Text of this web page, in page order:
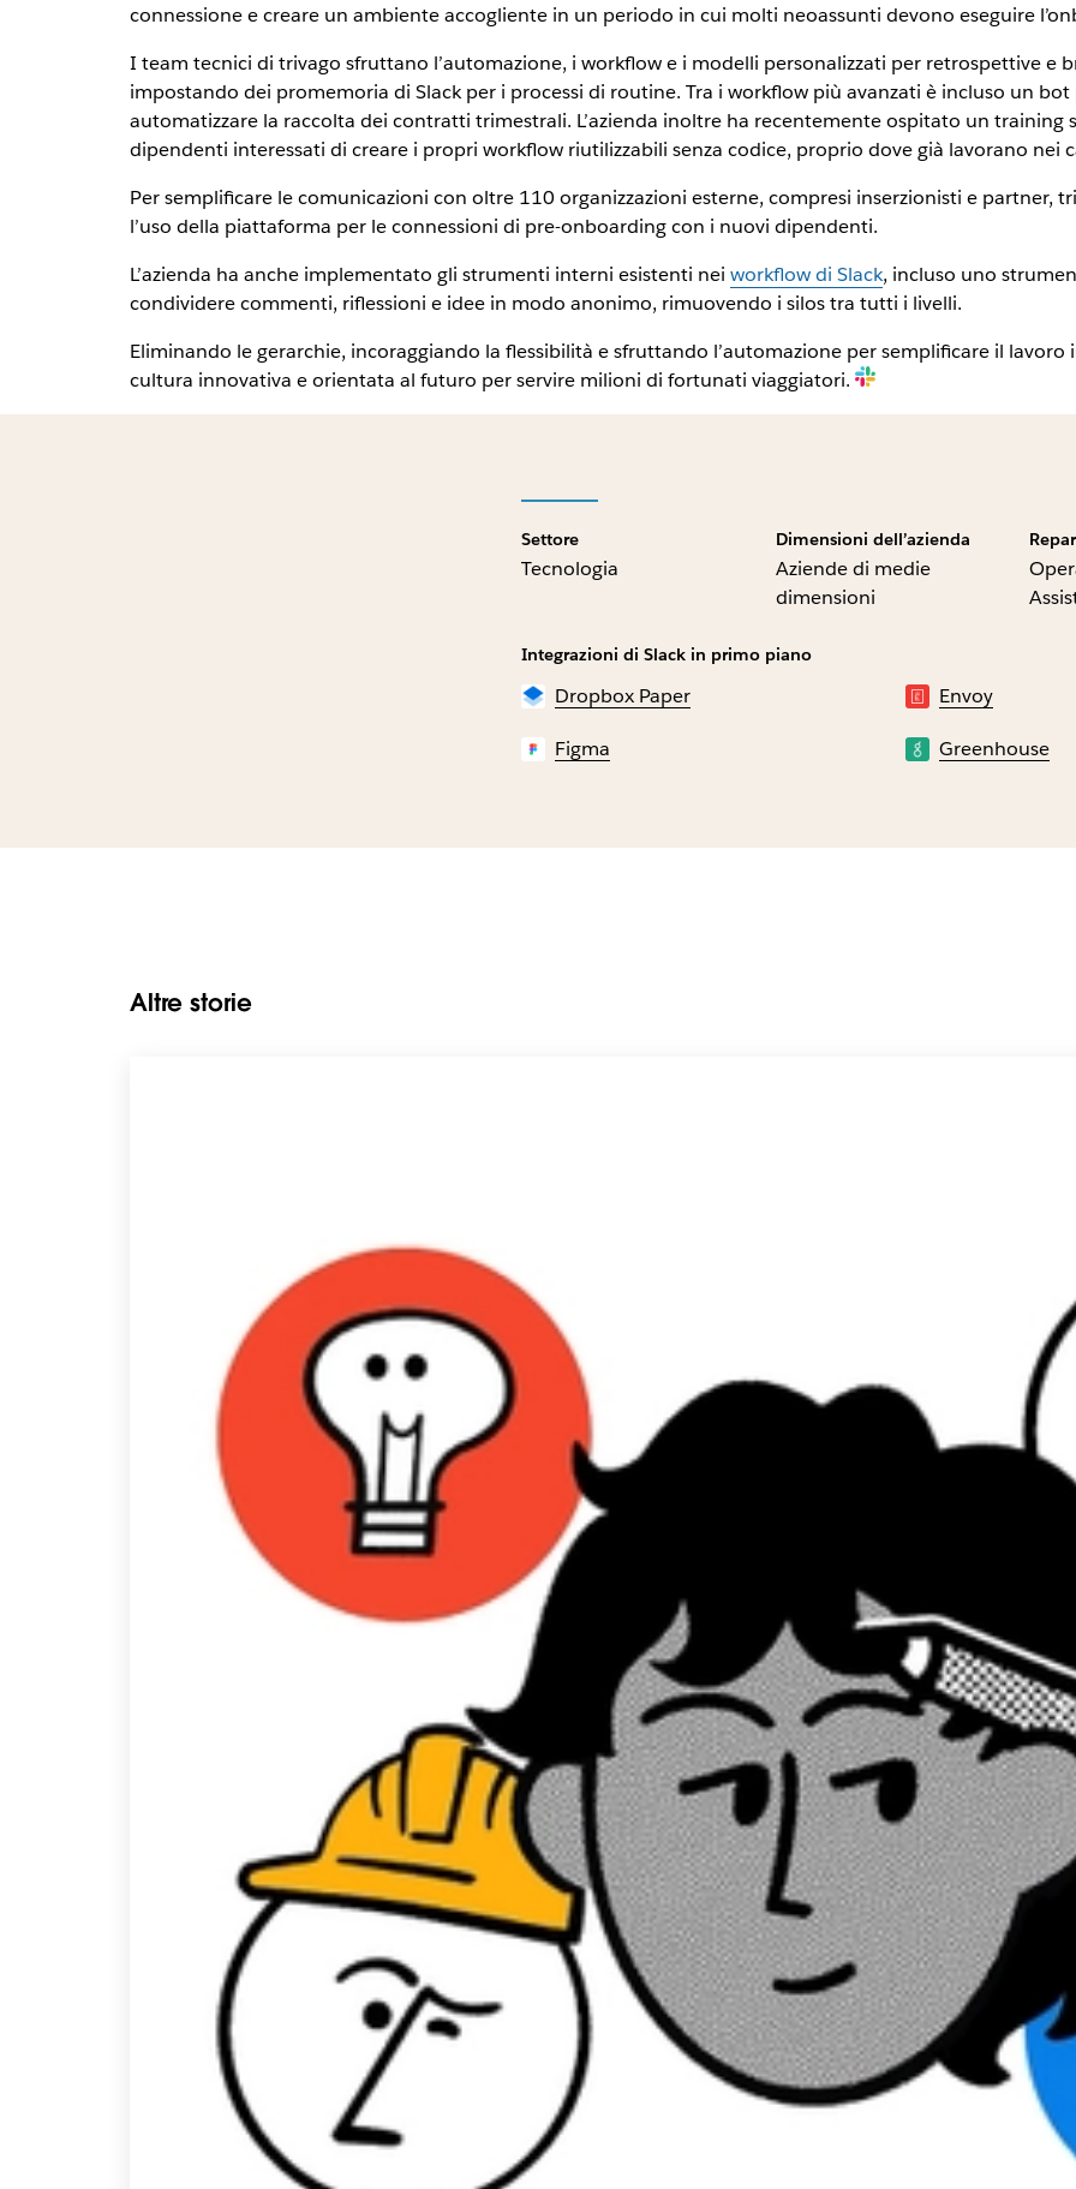
connessione e creare un ambiente accogliente in un periodo in cui molti neoassunti devono eseguire
I team tecnici di trivago sfruttano l’automazione, i workflow e i modelli personalizzati per retrospettive e
impostando dei promemoria di Slack per i processi di routine. Tra i workflow più avanzati è incluso un
automatizzare la raccolta dei contratti trimestrali. L’azienda inoltre ha recentemente ospitato un training
dipendenti interessati di creare i propri workflow riutilizzabili senza codice, proprio dove già lavorano nei
Per semplificare le comunicazioni con oltre 110 organizzazioni esterne, compresi inserzionisti e partner,
l’uso della piattaforma per le connessioni di pre-onboarding con i nuovi dipendenti.
L’azienda ha anche implementato gli strumenti interni esistenti nei workflow di Slack, incluso uno
condividere commenti, riflessioni e idee in modo anonimo, rimuovendo i silos tra tutti i livelli.
Eliminando le gerarchie, incoraggiando la flessibilità e sfruttando l’automazione per semplificare il
cultura innovativa e orientata al futuro per servire milioni di fortunati viaggiatori.
Settore
Tecnologia
Dimensioni dell’azienda
Aziende di medie
dimensioni
Integrazioni di Slack in primo piano
Dropbox Paper Envoy
Figma Greenhouse
Altre storie